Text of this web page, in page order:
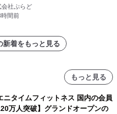
ル グランピングとトレーラーハウ
2施設で
会社ぷらど
間前
新着をもっと見る
もっと見る
ニタイムフィットネス 国内の会員
万人突破】グランドオープンの